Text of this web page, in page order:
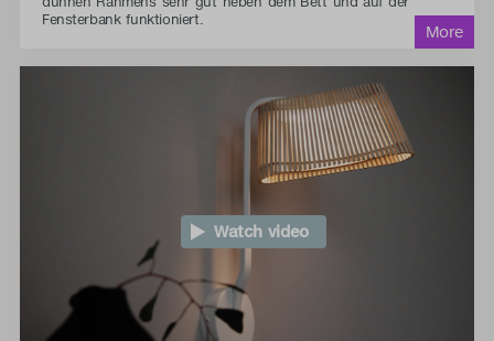
Fensterbank funktioniert.
Watch video